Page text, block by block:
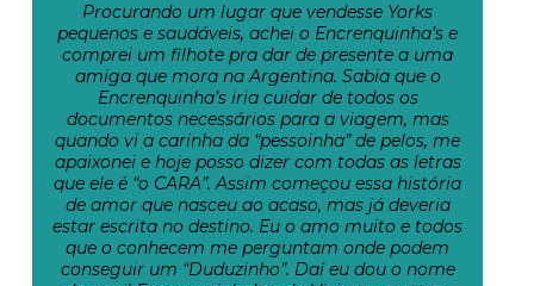
Procurando um lugar que vendesse Yorks
pequenos e saudáveis, achei o Encrenquinha’s e
comprei um filhote pra dar de presente a uma
amiga que mora na Argentina. Sabia que o
Encrenquinha’s iria cuidar de todos os
documentos necessários para a viagem, mas
quando vi a carinha da “pessoinha” de pelos, me
apaixonei e hoje posso dizer com todas as letras
que ele é “o CARA”. Assim começou essa história
de amor que nasceu ao acaso, mas já deveria
estar escrita no destino. Eu o amo muito e todos
que o conhecem me perguntam onde podem
conseguir um “Duduzinho”. Daí eu dou o nome